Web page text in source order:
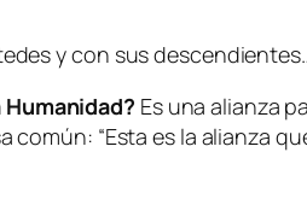
y con sus
Es una alianza
común: “Esta es la alianza